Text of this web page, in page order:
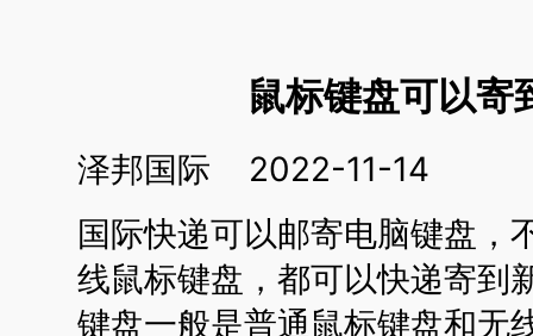
鼠标键盘可以寄
泽邦国际 2022-11-14
国际快递可以邮寄电脑键盘，
线鼠标键盘，都可以快递寄到
键盘一般是普通鼠标键盘和无